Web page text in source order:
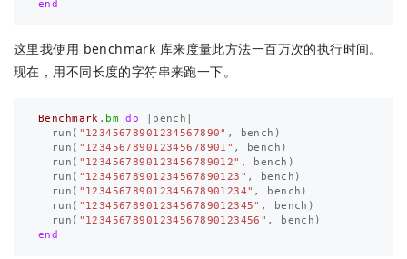
end
这里我使用 benchmark 库来度量此方法一百万次的执行时间。
现在，用不同长度的字符串来跑一下。
Benchmark . bm do bench
run ( "12345678901234567890" , bench )
run ( "123456789012345678901" , bench )
run ( "1234567890123456789012" , bench )
run ( "12345678901234567890123" , bench )
run ( "123456789012345678901234" , bench )
run ( "1234567890123456789012345" , bench )
run ( "12345678901234567890123456" , bench )
end